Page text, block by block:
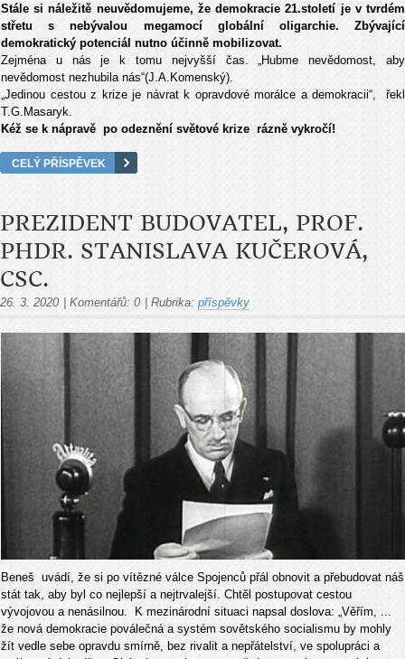
Stále si náležitě neuvědomujeme, že demokracie 21.století je v tvrdém
střetu s nebývalou megamocí globální oligarchie. Zbývající
demokratický potenciál nutno účinně mobilizovat.
Zejména u nás je k tomu nejvyšší čas. „Hubme nevědomost, aby
nevědomost nezhubila nás“(J.A.Komenský).
„Jedinou cestou z krize je návrat k opravdové morálce a demokracii“, řekl
T.G.Masaryk.
Kéž se k nápravě po odeznění světové krize rázně vykročí!
CELÝ PŘÍSPĚVEK
PREZIDENT BUDOVATEL, PROF.
PHDR. STANISLAVA KUČEROVÁ,
CSC.
26. 3. 2020 Komentářů: 0 Rubrika: příspěvky
Beneš uvádí, že si po vítězné válce Spojenců přál obnovit a přebudovat náš
stát tak, aby byl co nejlepší a nejtrvalejší. Chtěl postupovat cestou
vývojovou a nenásilnou. K mezinárodní situaci napsal doslova: „Věřím, ...
že nová demokracie poválečná a systém sovětského socialismu by mohly
žít vedle sebe opravdu smírně, bez rivalit a nepřátelství, ve spolupráci a